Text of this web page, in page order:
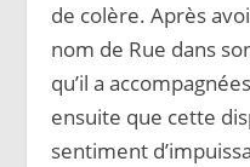
de colère. Après
nom de Rue dans
qu’il a
ensuite que cette
sentiment